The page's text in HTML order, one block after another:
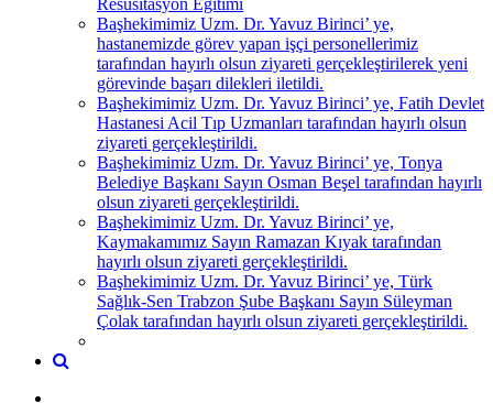
Başhekimimiz Uzm. Dr. Yavuz Birinci’ ye,
hastanemizde görev yapan işçi personellerimiz
tarafından hayırlı olsun ziyareti gerçekleştirilerek yeni
görevinde başarı dilekleri iletildi.
Başhekimimiz Uzm. Dr. Yavuz Birinci’ ye, Fatih Devlet
Hastanesi Acil Tıp Uzmanları tarafından hayırlı olsun
ziyareti gerçekleştirildi.
Başhekimimiz Uzm. Dr. Yavuz Birinci’ ye, Tonya
Belediye Başkanı Sayın Osman Beşel tarafından hayırlı
olsun ziyareti gerçekleştirildi.
Başhekimimiz Uzm. Dr. Yavuz Birinci’ ye,
Kaymakamımız Sayın Ramazan Kıyak tarafından
hayırlı olsun ziyareti gerçekleştirildi.
Başhekimimiz Uzm. Dr. Yavuz Birinci’ ye, Türk
Sağlık-Sen Trabzon Şube Başkanı Sayın Süleyman
Çolak tarafından hayırlı olsun ziyareti gerçekleştirildi.